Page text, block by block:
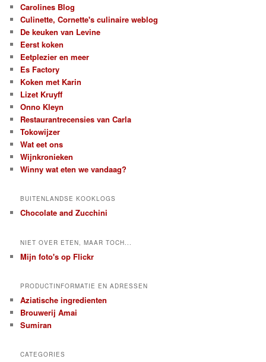
h
Carolines Blog
Culinette, Cornette's culinaire weblog
De keuken van Levine
Eerst koken
Eetplezier en meer
Es Factory
Koken met Karin
Lizet Kruyff
Onno Kleyn
Restaurantrecensies van Carla
Tokowijzer
Wat eet ons
Wijnkronieken
Winny wat eten we vandaag?
BUITENLANDSE KOOKLOGS
Chocolate and Zucchini
NIET OVER ETEN, MAAR TOCH...
Mijn foto's op Flickr
PRODUCTINFORMATIE EN ADRESSEN
Aziatische ingredienten
Brouwerij Amai
Sumiran
CATEGORIES